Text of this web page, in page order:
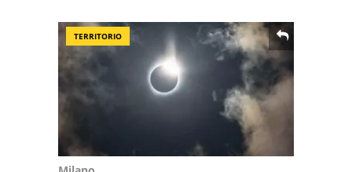
TERRITORIO